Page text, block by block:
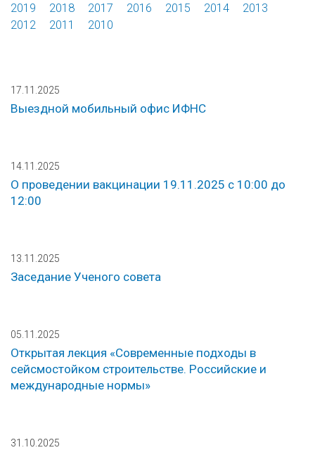
2019
2018 2017 2016 2015 2014
2013
2012
2011 2010
17.11.2025
Выездной мобильный офис ИФНС
14.11.2025
О проведении вакцинации 19.11.2025 с 10:00 до
12:00
13.11.2025
Заседание Ученого совета
05.11.2025
Открытая лекция «Современные подходы в
сейсмостойком строительстве. Российские и
международные нормы»
31.10.2025